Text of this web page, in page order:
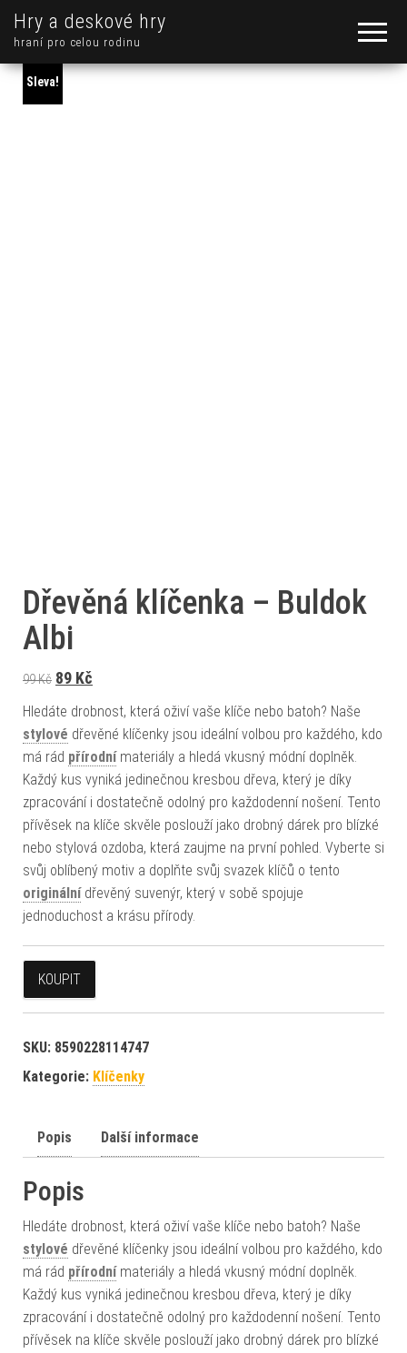
Hry a deskové hry
hraní pro celou rodinu
Sleva!
Dřevěná klíčenka – Buldok
Albi
99Kč Původní cena byla: 99 Kč.
89 Kč
Hledáte drobnost, která oživí vaše klíče nebo batoh? Naše
stylové dřevěné klíčenky jsou ideální volbou pro každého, kdo
má rád přírodnímateriály a hledá vkusný módní doplněk.
Každý kus vyniká jedinečnou kresbou dřeva, který je díky
zpracování i dostatečně odolný pro každodenní nošení. Tento
přívěsek na klíče skvěle poslouží jako drobný dárek pro blízké
nebo stylová ozdoba, která zaujme na první pohled. Vyberte si
svůj oblíbený motiv a doplňte svůj svazek klíčů o tento
originálnídřevěný suvenýr, který v sobě spojuje
jednoduchost a krásu přírody.
KOUPIT
SKU: 8590228114747
Kategorie: Klíčenky
Popis Další informace
Popis
Hledáte drobnost, která oživí vaše klíče nebo batoh? Naše
stylové dřevěné klíčenky jsou ideální volbou pro každého, kdo
má rád přírodnímateriály a hledá vkusný módní doplněk.
Každý kus vyniká jedinečnou kresbou dřeva, který je díky
zpracování i dostatečně odolný pro každodenní nošení. Tento
přívěsek na klíče skvěle poslouží jako drobný dárek pro blízké